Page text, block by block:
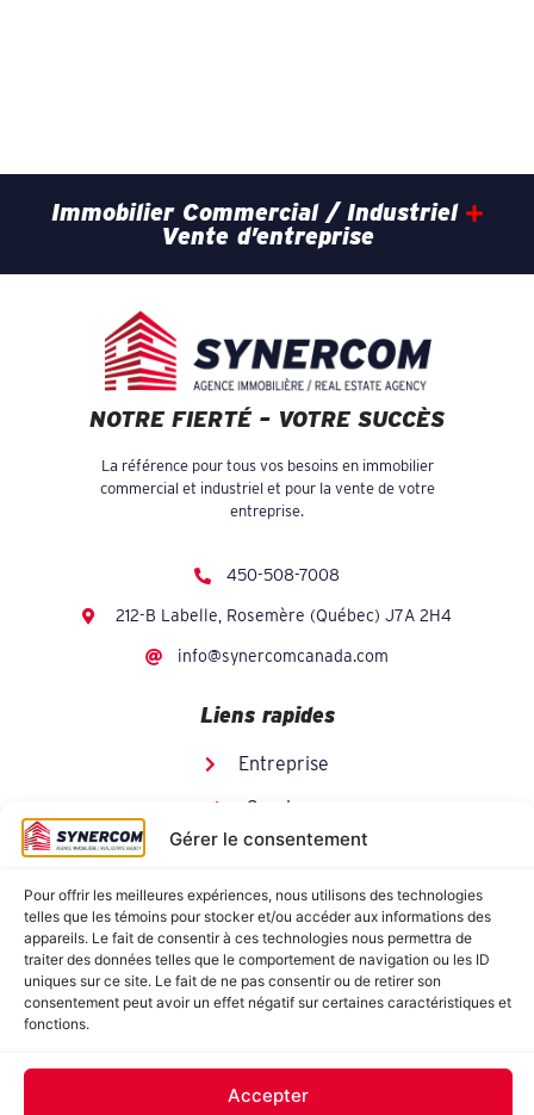
Gérer le consentement
Pour offrir les meilleures expériences, nous utilisons des technologies
telles que les témoins pour stocker et/ou accéder aux informations des
appareils. Le fait de consentir à ces technologies nous permettra de
traiter des données telles que le comportement de navigation ou les ID
uniques sur ce site. Le fait de ne pas consentir ou de retirer son
consentement peut avoir un effet négatif sur certaines caractéristiques et
fonctions.
Accepter
Immobilier Commercial / Industriel
Vente d’entreprise
NOTRE FIERTÉ – VOTRE SUCCÈS
La référence pour tous vos besoins en immobilier
commercial et industriel et pour la vente de votre
entreprise.
450-508-7008
212-B Labelle, Rosemère (Québec) J7A 2H4
info@synercomcanada.com
Liens rapides
Entreprise
Services
Liste des propriétés
Équipe
Nous joindre